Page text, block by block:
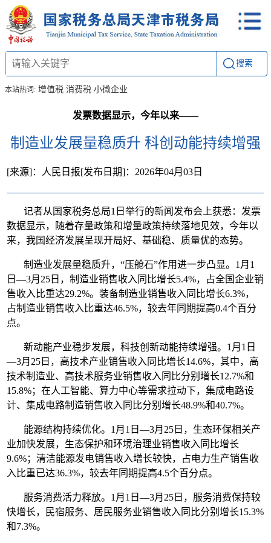
搜索
本站热词: 增值税 消费税 小微企业
发票数据显示，今年以来——
制造业发展量稳质升 科创动能持续增强
[发布日期]：2026年04月03日
[来源]：人民日报
记者从国家税务总局1日举行的新闻发布会上获悉：发票
数据显示，随着存量政策和增量政策持续落地见效，今年以
来，我国经济发展呈现开局好、基础稳、质量优的态势。
制造业发展量稳质升，“压舱石”作用进一步凸显。1月1
日—3月25日，制造业销售收入同比增长5.4%，占全国企业销
售收入比重达29.2%。装备制造业销售收入同比增长6.3%，
占制造业销售收入比重达46.5%，较去年同期提高0.4个百分
点。
新动能产业稳步发展，科技创新动能持续增强。1月1日
—3月25日，高技术产业销售收入同比增长14.6%，其中，高
技术制造业、高技术服务业销售收入同比分别增长12.7%和
15.8%；在人工智能、算力中心等需求拉动下，集成电路设
计、集成电路制造销售收入同比分别增长48.9%和40.7%。
能源结构持续优化。1月1日—3月25日，生态环保相关产
业加快发展，生态保护和环境治理业销售收入同比增长
9.6%；清洁能源发电销售收入增长较快，占电力生产销售收
入比重已达36.3%，较去年同期提高4.5个百分点。
服务消费活力释放。1月1日—3月25日，服务消费保持较
快增长，民宿服务、居民服务业销售收入同比分别增长15.3%
和7.3%。